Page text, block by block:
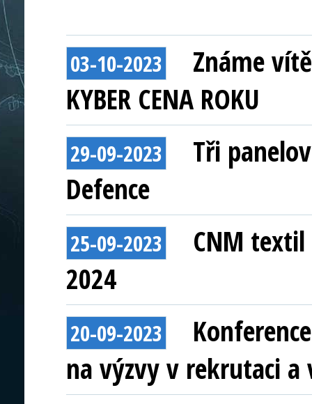
03-10-2023
Známe
KYBER CENA ROKU
29-09-2023
Tři
Defence
25-09-2023
CNM textil
2024
20-09-2023
na výzvy v rekrutaci